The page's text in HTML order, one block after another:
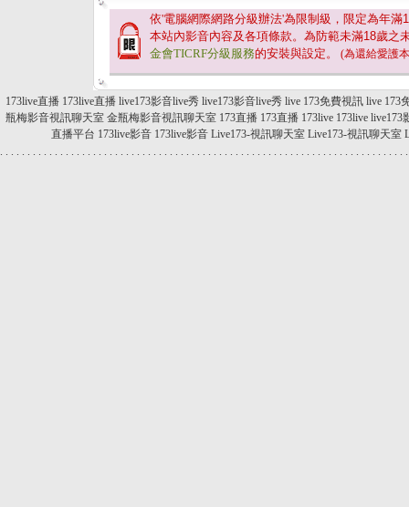
依'電腦網際網路分級辦法'為限制級，限定為年滿
本站內影音內容及各項條款。為防範未滿18歲之
金會TICRF分級服務的安裝與設定。 (為還給愛護
173live直播 173live直播 live173影音live秀 live173影音live秀 live 173免費視訊 live 173
瓶梅影音視訊聊天室 金瓶梅影音視訊聊天室 173直播 173直播 173live 173live live173
直播平台 173live影音 173live影音 Live173-視訊聊天室 Live173-視訊聊天室
. . . . . . . . . . . . . . . . . . . . . . . . . . . . . . . . . . . . . . . . . . . . . . . . . . . . . . . . . . . . . . . . . . . . . . . . . . .